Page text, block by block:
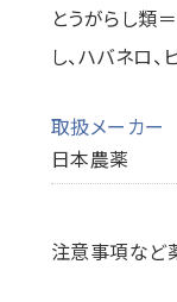
とうがらし類
し、ハバネロ
取扱メーカー
日本農薬
注意事項など